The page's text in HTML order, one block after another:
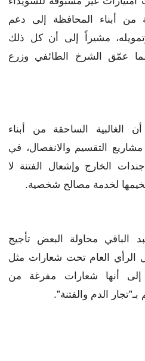
من أبناء المحافظة إلى دعم
مشيراً إلى أن كل ذلك
عمّق الشرخ الطائفي وزرع
الغالبية الساحقة من أبناء
التقسيم والانفصال، في
الخارج وإشعال الفتنة لا
لخدمة مصالح شخصية.
الباقي محاولة البعض تأجيج
الرأي العام تحت شعارات مثل
إلى أنها شعارات مفرغة من
الدم والفتنة”.